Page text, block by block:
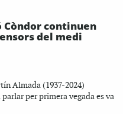
Còndor continuen
del medi
Almada (1937-2024)
per primera vegada es va